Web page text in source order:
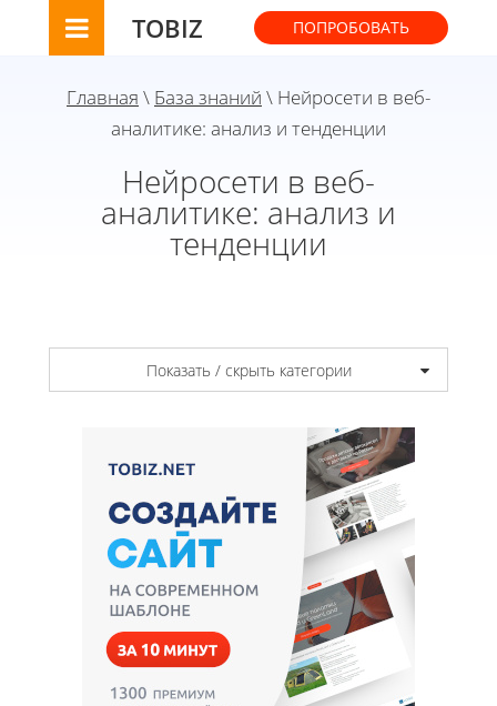
TOBIZ ПОПРОБОВАТЬ
Главная \ База знаний \ Нейросети в веб-
аналитике: анализ и тенденции
Нейросети в веб-
аналитике: анализ и
тенденции
Показать / скрыть категории